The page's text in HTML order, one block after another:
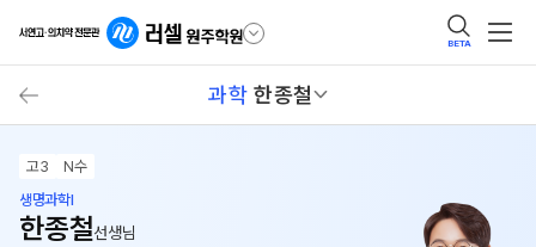
BETA
과학 한종철
고3
N수
생명과학I
한종철선생님